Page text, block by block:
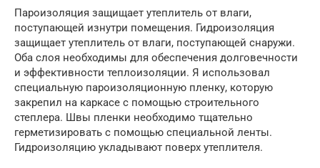
Пароизоляция защищает утеплитель от влаги,
поступающей изнутри помещения. Гидроизоляция
защищает утеплитель от влаги, поступающей снаружи.
Оба слоя необходимы для обеспечения долговечности
и эффективности теплоизоляции. Я использовал
специальную пароизоляционную пленку, которую
закрепил на каркасе с помощью строительного
степлера. Швы пленки необходимо тщательно
герметизировать с помощью специальной ленты.
Гидроизоляцию укладывают поверх утеплителя.